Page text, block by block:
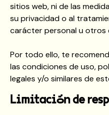
sitios web, ni de las
su privacidad o al
carácter personal u otros
Por todo ello, te
las condiciones de uso,
legales y/o similares de
Limitación de